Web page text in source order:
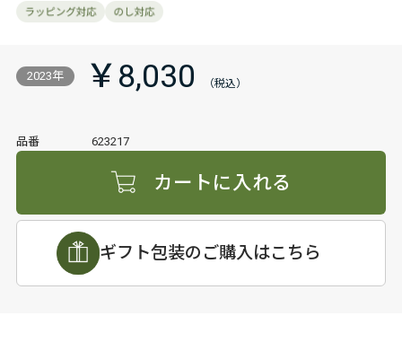
2023年 ￥8,030
品番 623217
カートに入れる
ギフト包装のご購入はこちら